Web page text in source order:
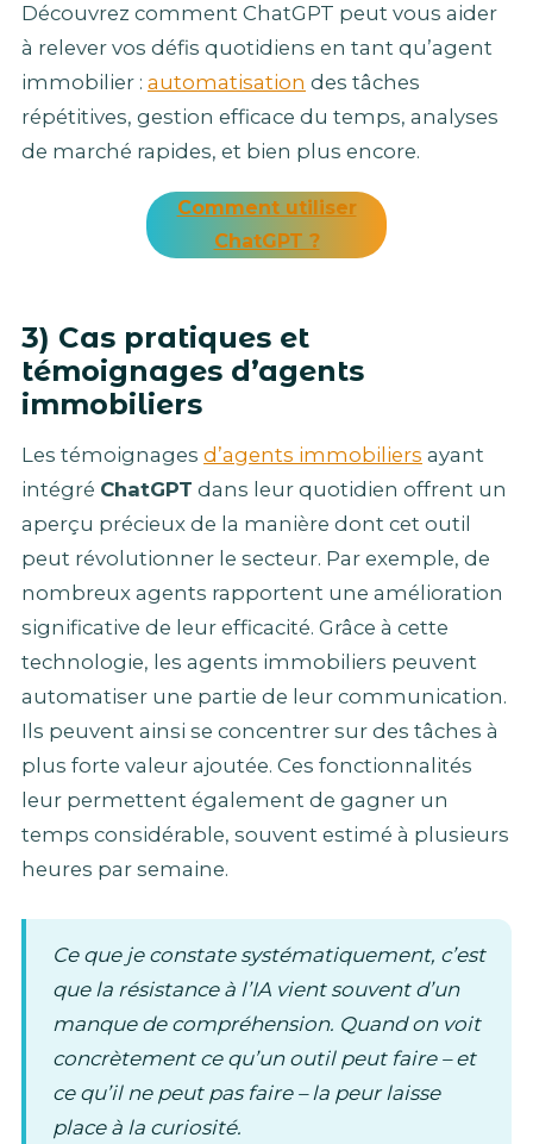
Découvrez comment ChatGPT peut vous aider
à relever vos défis quotidiens en tant qu’agent
immobilier : automatisation des tâches
répétitives, gestion efficace du temps, analyses
de marché rapides, et bien plus encore.
Comment utiliser
ChatGPT ?
3) Cas pratiques et
témoignages d’agents
immobiliers
Les témoignages d’agents immobiliers ayant
intégré ChatGPT dans leur quotidien offrent un
aperçu précieux de la manière dont cet outil
peut révolutionner le secteur. Par exemple, de
nombreux agents rapportent une amélioration
significative de leur efficacité. Grâce à cette
technologie, les agents immobiliers peuvent
automatiser une partie de leur communication.
Ils peuvent ainsi se concentrer sur des tâches à
plus forte valeur ajoutée. Ces fonctionnalités
leur permettent également de gagner un
temps considérable, souvent estimé à plusieurs
heures par semaine.
Ce que je constate systématiquement, c’est
que la résistance à l’IA vient souvent d’un
manque de compréhension. Quand on voit
concrètement ce qu’un outil peut faire – et
ce qu’il ne peut pas faire – la peur laisse
place à la curiosité.